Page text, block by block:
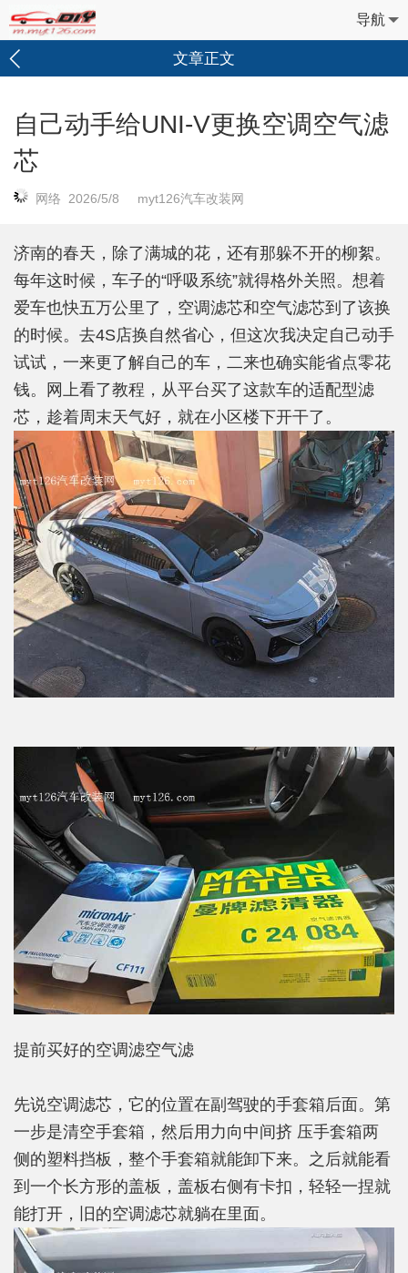
导航
文章正文
自己动手给UNI-V更换空调空气滤
芯
网络 2026/5/8 myt126汽车改装网
济南的春天，除了满城的花，还有那躲不开的柳絮。
每年这时候，车子的“呼吸系统”就得格外关照。想着
爱车也快五万公里了，空调滤芯和空气滤芯到了该换
的时候。去4S店换自然省心，但这次我决定自己动手
试试，一来更了解自己的车，二来也确实能省点零花
钱。网上看了教程，从平台买了这款车的适配型滤
芯，趁着周末天气好，就在小区楼下开干了。
提前买好的空调滤空气滤
先说空调滤芯，它的位置在副驾驶的手套箱后面。第
一步是清空手套箱，然后用力向中间挤 压手套箱两
侧的塑料挡板，整个手套箱就能卸下来。之后就能看
到一个长方形的盖板，盖板右侧有卡扣，轻轻一捏就
能打开，旧的空调滤芯就躺在里面。